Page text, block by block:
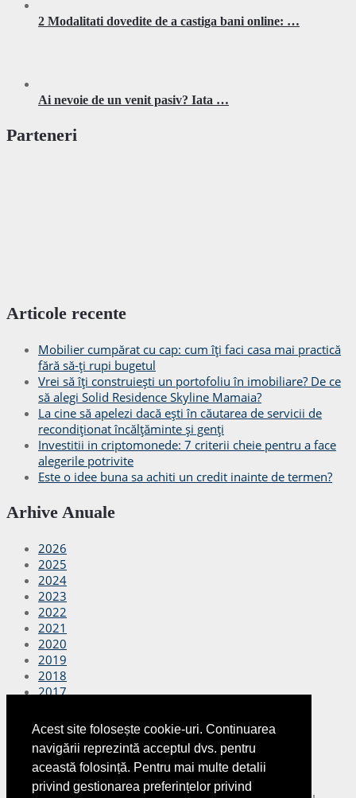
Acest site folosește cookie-uri. Continuarea
navigării reprezintă acceptul dvs. pentru
această folosință. Pentru mai multe detalii
privind gestionarea preferințelor privind
2 Modalitati dovedite de a castiga bani online: …
Ai nevoie de un venit pasiv? Iata …
Parteneri
Articole recente
Mobilier cumpărat cu cap: cum îți faci casa mai practică
fără să-ți rupi bugetul
Vrei să îți construiești un portofoliu în imobiliare? De ce
să alegi Solid Residence Skyline Mamaia?
La cine să apelezi dacă ești în căutarea de servicii de
recondiționat încălțăminte și genți
Investitii in criptomonede: 7 criterii cheie pentru a face
alegerile potrivite
Este o idee buna sa achiti un credit inainte de termen?
Arhive Anuale
2026
2025
2024
2023
2022
2021
2020
2019
2018
2017
2015
2014
2013
2012